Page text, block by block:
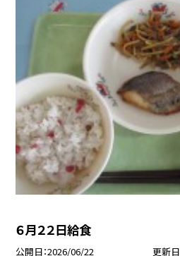
６月２２日給食
公開日 2026/06/22 更新日